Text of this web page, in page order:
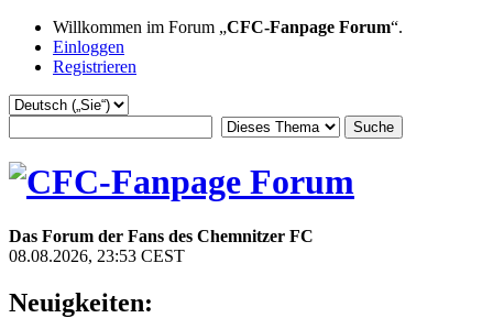
Willkommen im Forum „CFC-Fanpage Forum“.
Einloggen
Registrieren
Das Forum der Fans des Chemnitzer FC
08.08.2026, 23:53 CEST
Neuigkeiten: